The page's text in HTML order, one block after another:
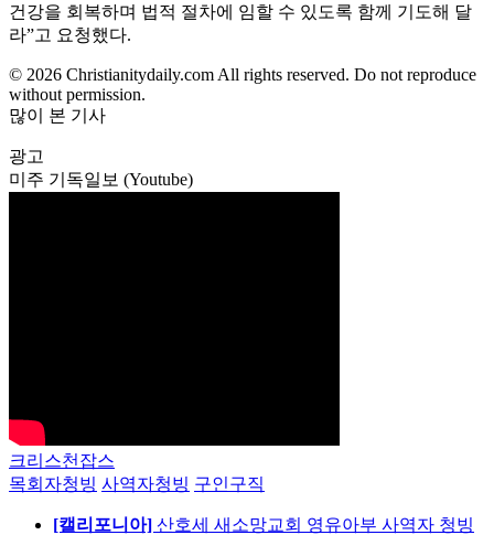
건강을 회복하며 법적 절차에 임할 수 있도록 함께 기도해 달
라”고 요청했다.
© 2026 Christianitydaily.com All rights reserved. Do not reproduce
without permission.
많이 본 기사
광고
미주 기독일보 (Youtube)
크리스천잡스
목회자청빙 사역자청빙 구인구직
[캘리포니아] 산호세 새소망교회 영유아부 사역자 청빙